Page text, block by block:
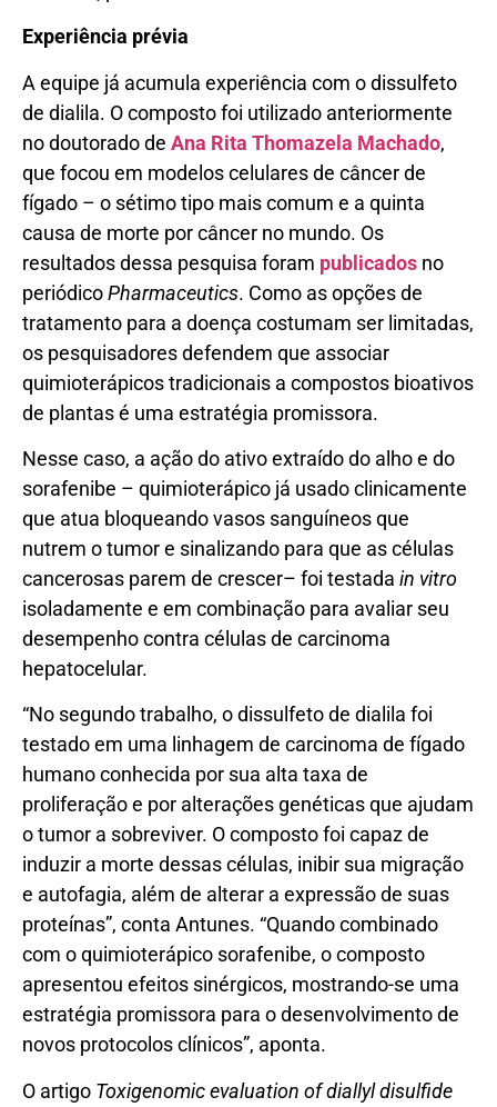
Experiência prévia
A equipe já acumula experiência com o dissulfeto
de dialila. O composto foi utilizado anteriormente
no doutorado de Ana Rita Thomazela Machado,
que focou em modelos celulares de câncer de
fígado – o sétimo tipo mais comum e a quinta
causa de morte por câncer no mundo. Os
resultados dessa pesquisa foram publicados no
periódicoPharmaceutics. Como as opções de
tratamento para a doença costumam ser limitadas,
os pesquisadores defendem que associar
quimioterápicos tradicionais a compostos bioativos
de plantas é uma estratégia promissora.
Nesse caso, a ação do ativo extraído do alho e do
sorafenibe – quimioterápico já usado clinicamente
que atua bloqueando vasos sanguíneos que
nutrem o tumor e sinalizando para que as células
cancerosas parem de crescer– foi testada in vitro
isoladamente e em combinação para avaliar seu
desempenho contra células de carcinoma
hepatocelular.
“No segundo trabalho, o dissulfeto de dialila foi
testado em uma linhagem de carcinoma de fígado
humano conhecida por sua alta taxa de
proliferação e por alterações genéticas que ajudam
o tumor a sobreviver. O composto foi capaz de
induzir a morte dessas células, inibir sua migração
e autofagia, além de alterar a expressão de suas
proteínas”, conta Antunes. “Quando combinado
com o quimioterápico sorafenibe, o composto
apresentou efeitos sinérgicos, mostrando-se uma
estratégia promissora para o desenvolvimento de
novos protocolos clínicos”, aponta.
O artigo Toxigenomic evaluation of diallyl disulfide